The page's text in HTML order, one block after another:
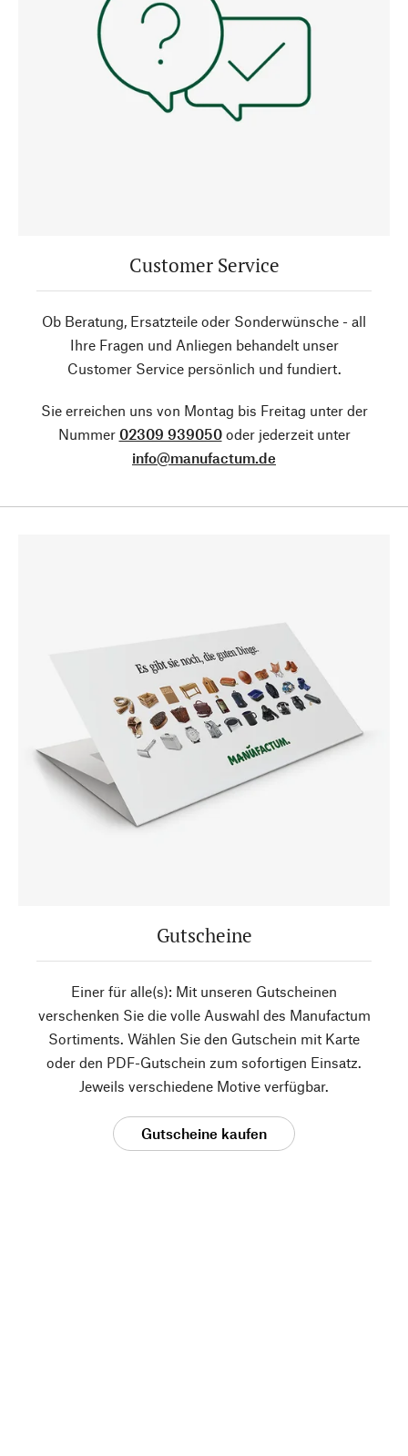
Customer Service
Ob Beratung, Ersatzteile oder Sonderwünsche - all
Ihre Fragen und Anliegen behandelt unser
Customer Service persönlich und fundiert.
Sie erreichen uns von Montag bis Freitag unter der
Nummer 02309 939050oder jederzeit unter
info@manufactum.de
Gutscheine
Einer für alle(s): Mit unseren Gutscheinen
verschenken Sie die volle Auswahl des Manufactum
Sortiments. Wählen Sie den Gutschein mit Karte
oder den PDF-Gutschein zum sofortigen Einsatz.
Jeweils verschiedene Motive verfügbar.
Gutscheine kaufen